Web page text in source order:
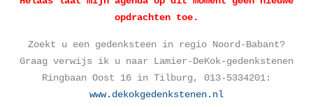
opdrachten toe.
Zoekt u een gedenksteen in regio Noord-Babant?
Graag verwijs ik u naar Lamier-DeKok-gedenkstenen
Ringbaan Oost 16 in Tilburg, 013-5334201:
www.dekokgedenkstenen.nl